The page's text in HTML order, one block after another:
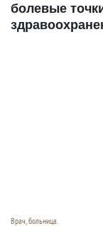
болевые
Врач, больница.